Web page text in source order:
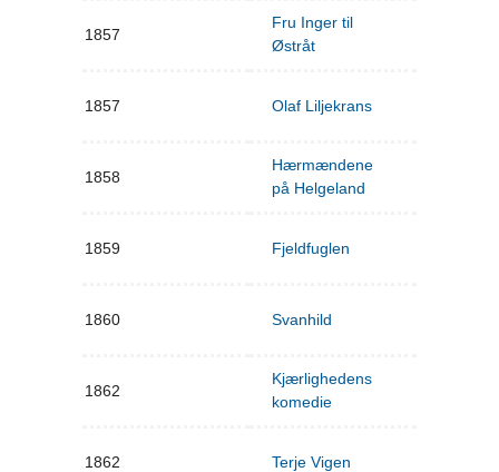
1857
Fru Inger til
Østråt
1857 Olaf Liljekrans
1858
Hærmændene
på Helgeland
1859 Fjeldfuglen
1860 Svanhild
1862
Kjærlighedens
komedie
1862 Terje Vigen